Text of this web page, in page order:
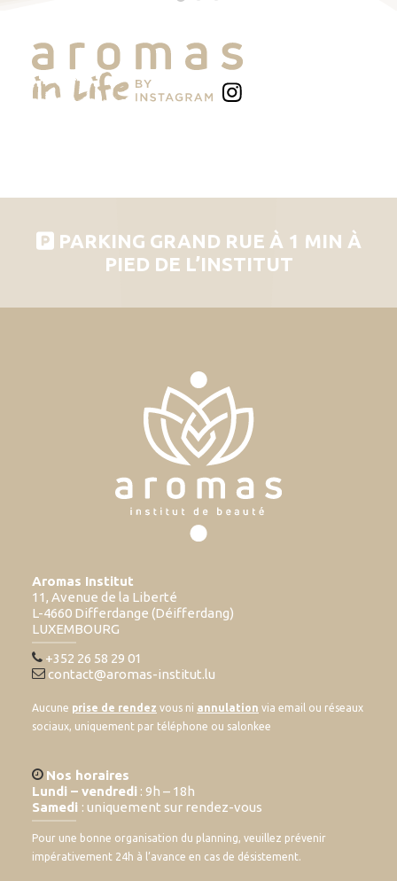
PARKING GRAND RUE À 1 MIN À
PIED DE L’INSTITUT
Aromas Institut
11, Avenue de la Liberté
L-4660 Differdange (Déifferdang)
LUXEMBOURG
+352 26 58 29 01
contact@aromas-institut.lu
Aucune prise de rendez vous ni annulation via email ou réseaux
sociaux, uniquement par téléphone ou salonkee
Nos horaires
Lundi – vendredi : 9h – 18h
Samedi : uniquement sur rendez-vous
Pour une bonne organisation du planning, veuillez prévenir
impérativement 24h à l’avance en cas de désistement.